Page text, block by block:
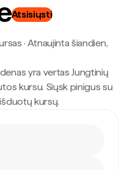
Atsisiųsti
· Atnaujinta šiandien,
yra vertas Jungtinių
kursu. Siųsk pinigus su
kursų.